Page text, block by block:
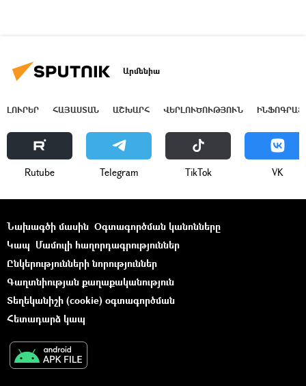
Արմենիա
ԼՈՒՐԵՐ ՀԱՅԱՍՏԱՆ ԱՇԽԱՐՀ ՎԵՐԼՈՒԾՈՒԹՅՈՒՆ
Rutube Telegram ТikТоk VK
Նախագծի մասին Օգտագործման կանոնները
Կապ Մամուլի հաղորդագրություններ
Ընկերությունների նորություններ
Գաղտնիության քաղաքականություն
Տեղեկանիշի (cookie) օգտագործման
Հետադարձ կապ